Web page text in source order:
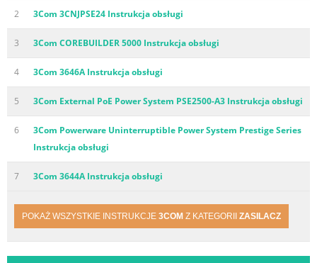
2 3Com 3CNJPSE24 Instrukcja obsługi
3 3Com COREBUILDER 5000 Instrukcja obsługi
4 3Com 3646A Instrukcja obsługi
5 3Com External PoE Power System PSE2500-A3 Instrukcja obsługi
6
3Com Powerware Uninterruptible Power System Prestige Series
Instrukcja obsługi
7 3Com 3644A Instrukcja obsługi
POKAŻ WSZYSTKIE INSTRUKCJE 3COM Z KATEGORII ZASILACZ